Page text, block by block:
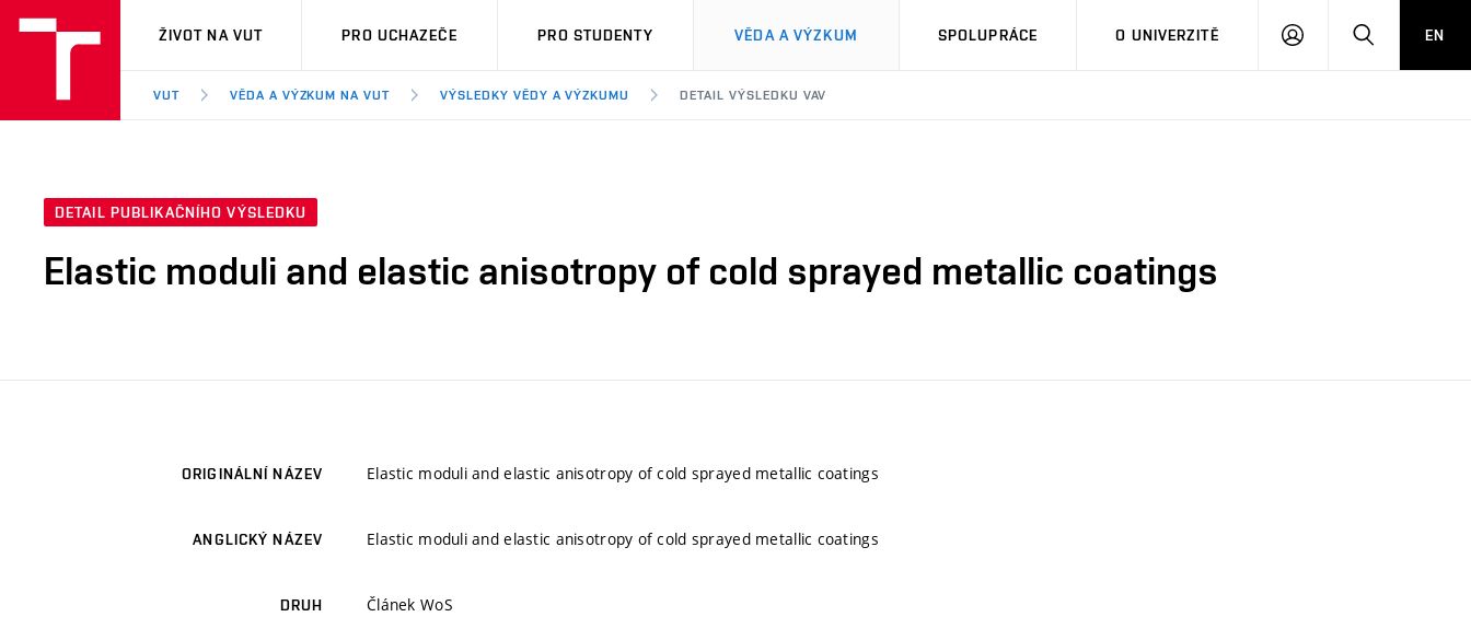
VUT
ŽIVOT NA VUT PRO UCHAZEČE PRO STUDENTY VĚDA A VÝZKUM SPOLUPRÁCE O UNIVERZITĚ
PŘIHLÁSIT HLEDATEN
VUT VĚDA A VÝZKUM NA VUT VÝSLEDKY VĚDY A VÝZKUMU DETAIL VÝSLEDKU VAV
DETAIL PUBLIKAČNÍHO VÝSLEDKU
Elastic moduli and elastic anisotropy of cold sprayed metallic coatings
ORIGINÁLNÍ NÁZEV Elastic moduli and elastic anisotropy of cold sprayed metallic coatings
ANGLICKÝ NÁZEV Elastic moduli and elastic anisotropy of cold sprayed metallic coatings
DRUH Článek WoS